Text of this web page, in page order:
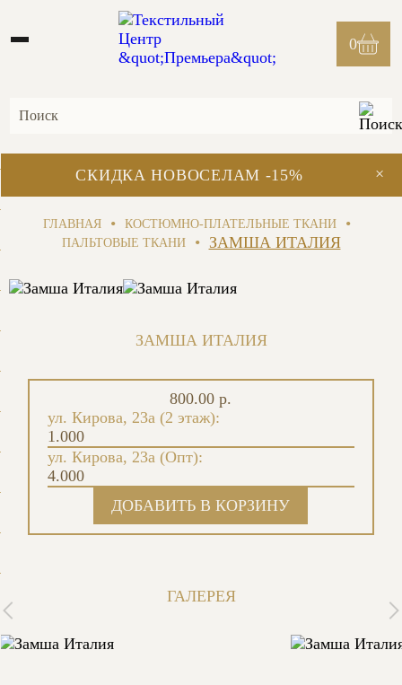
0
×
СКИДКА НОВОСЕЛАМ -15%
ГЛАВНАЯ • КОСТЮМНО-ПЛАТЕЛЬНЫЕ ТКАНИ •
ПАЛЬТОВЫЕ ТКАНИ • ЗАМША ИТАЛИЯ
ЗАМША ИТАЛИЯ
ул. Кирова, 23а (Опт):
4.000
ул. Кирова, 23а (2 этаж):
1.000
800.00 р.
ГАЛЕРЕЯ